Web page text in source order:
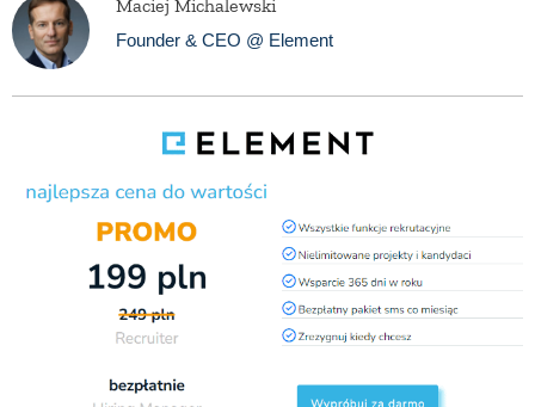
Maciej Michalewski
Founder & CEO @ Element